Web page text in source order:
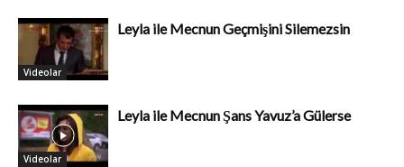
Videolar
Leyla ile Mecnun Geçmişini Silemezsin
Videolar
Leyla ile Mecnun Şans Yavuz’a Gülerse